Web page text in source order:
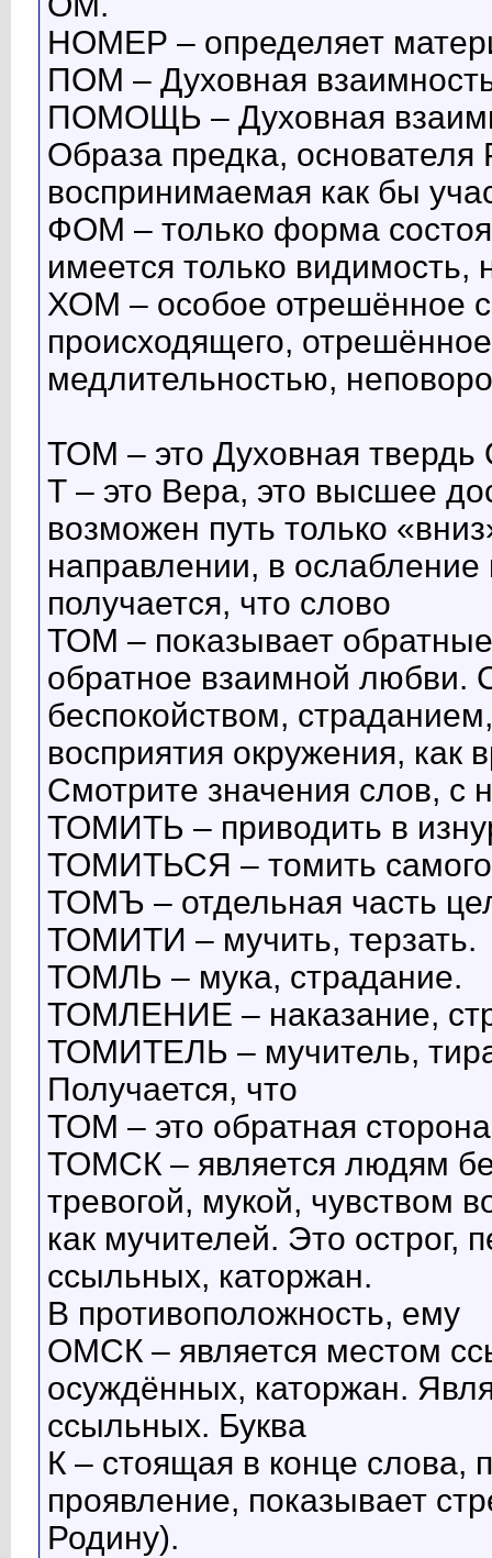
НОМЕР – определяет
ПОМ – Духовная
ПОМОЩЬ – Духовная
Образа предка,
воспринимаемая как бы
ФОМ – только форма
имеется только
ХОМ – особое отрешённое
происходящего,
медлительностью,
ТОМ – это Духовная твердь
Т – это Вера, это высшее
возможен путь только
направлении, в
получается, что слово
ТОМ – показывает
обратное взаимной любви.
беспокойством,
восприятия окружения, как
Смотрите значения слов,
ТОМИТЬ – приводить в
ТОМИТЬСЯ – томить самого
ТОМЪ – отдельная часть
ТОМИТИ – мучить, терзать.
ТОМЛЬ – мука, страдание.
ТОМЛЕНИЕ – наказание,
ТОМИТЕЛЬ – мучитель,
Получается, что
ТОМ – это обратная
ТОМСК – является людям
тревогой, мукой, чувством
как мучителей. Это острог,
ссыльных, каторжан.
В противоположность, ему
ОМСК – является местом
осуждённых, каторжан.
ссыльных. Буква
К – стоящая в конце слова,
проявление, показывает
Родину).